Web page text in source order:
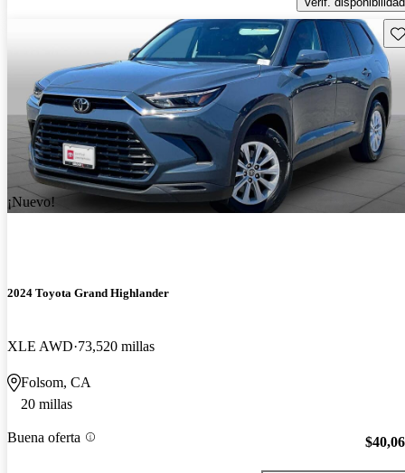
¡Nuevo!
2024 Toyota Grand Highlander
XLE AWD 73,520 millas
Folsom, CA
20 millas
Buena oferta